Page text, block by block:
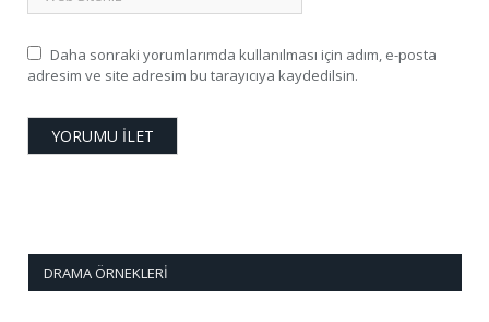
Daha sonraki yorumlarımda kullanılması için adım, e-posta
adresim ve site adresim bu tarayıcıya kaydedilsin.
DRAMA ÖRNEKLERI